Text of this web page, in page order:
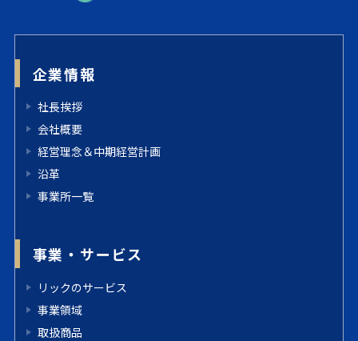
企業情報
社長挨拶
会社概要
経営理念＆中期経営計画
沿革
事業所一覧
事業・サービス
リックのサービス
事業領域
取扱商品